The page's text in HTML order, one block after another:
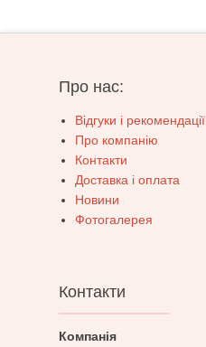
Про нас:
Відгуки і рекомендації
Про компанію
Контакти
Доставка і оплата
Новини
Фотогалерея
Контакти